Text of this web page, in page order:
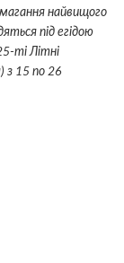
найвищого
під егідою
ті Літні
з 15 по 26